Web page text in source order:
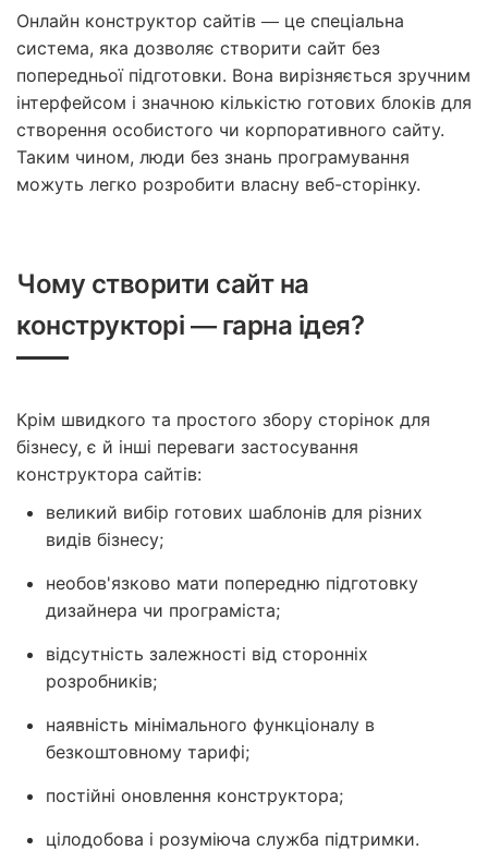
Онлайн конструктор сайтів — це спеціальна
система, яка дозволяє створити сайт без
попередньої підготовки. Вона вирізняється зручним
інтерфейсом і значною кількістю готових блоків для
створення особистого чи корпоративного сайту.
Таким чином, люди без знань програмування
можуть легко розробити власну веб-сторінку.
Чому створити сайт на
конструкторі — гарна ідея?
Крім швидкого та простого збору сторінок для
бізнесу, є й інші переваги застосування
конструктора сайтів:
великий вибір готових шаблонів для різних
видів бізнесу;
необов'язково мати попередню підготовку
дизайнера чи програміста;
відсутність залежності від сторонніх
розробників;
наявність мінімального функціоналу в
безкоштовному тарифі;
постійні оновлення конструктора;
цілодобова і розуміюча служба підтримки.